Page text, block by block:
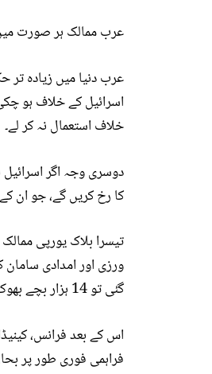
عرب ممالک ہر صورت
عرب دنیا میں زیادہ
اسرائیل کے خلاف ہو
خلاف استعمال نہ کر لے۔
دوسری وجہ اگر
کا رخ کریں گے، جو ان
تیسرا بلاک یورپی
ورزی اور امدادی سامان
گئی تو 14 ہزار بچے بھوک سے مر جائیں گے۔
اس کے بعد فرانس،
فراہمی فوری طور پر